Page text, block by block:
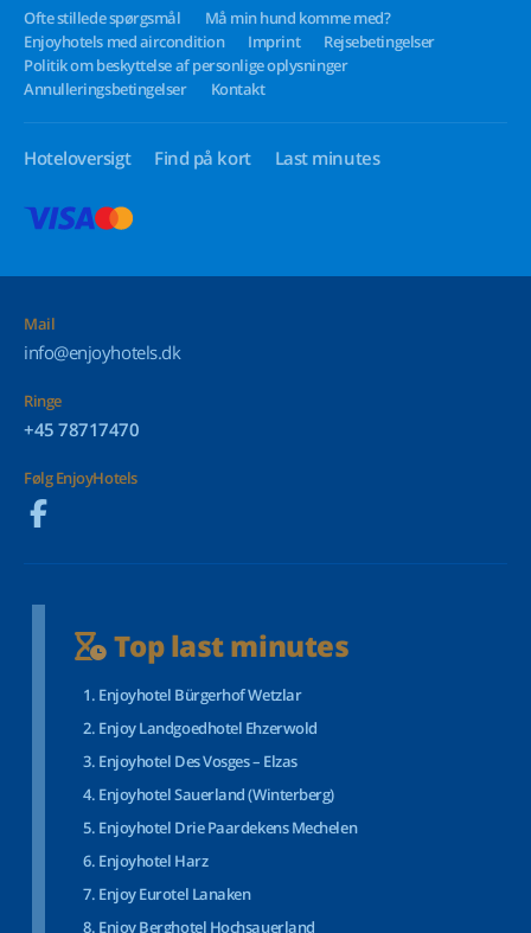
Ofte stillede spørgsmål
Må min hund komme med?
Enjoyhotels med aircondition
Imprint
Rejsebetingelser
Politik om beskyttelse af personlige oplysninger
Annulleringsbetingelser
Kontakt
Hoteloversigt Find på kort Last minutes
Mail
info@enjoyhotels.dk
Ringe
+45 78717470
Følg EnjoyHotels
Top last minutes
Enjoyhotel Bürgerhof Wetzlar
Enjoy Landgoedhotel Ehzerwold
Enjoyhotel Des Vosges – Elzas
Enjoyhotel Sauerland (Winterberg)
Enjoyhotel Drie Paardekens Mechelen
Enjoyhotel Harz
Enjoy Eurotel Lanaken
Enjoy Berghotel Hochsauerland